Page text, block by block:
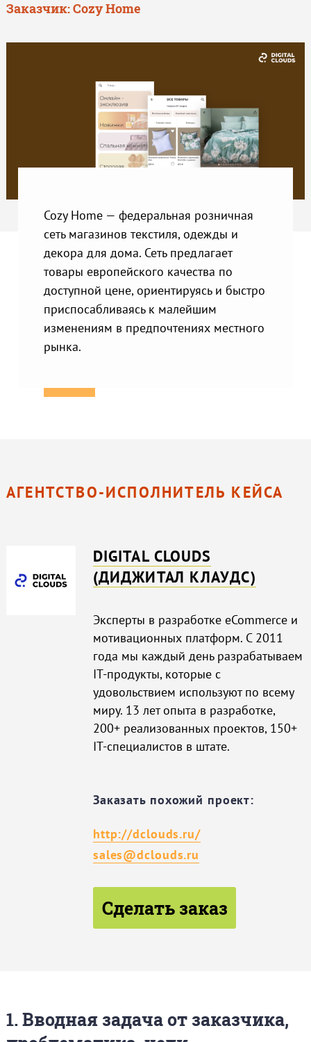
Заказчик: Cozy Home
Cozy Home — федеральная розничная
сеть магазинов текстиля, одежды и
декора для дома. Сеть предлагает
товары европейского качества по
доступной цене, ориентируясь и быстро
приспосабливаясь к малейшим
изменениям в предпочтениях местного
рынка.
АГЕНТСТВО-ИСПОЛНИТЕЛЬ КЕЙСА
DIGITAL CLOUDS
(ДИДЖИТАЛ КЛАУДС)
Эксперты в разработке eCommerce и
мотивационных платформ. С 2011
года мы каждый день разрабатываем
IT-продукты, которые с
удовольствием используют по всему
миру. 13 лет опыта в разработке,
200+ реализованных проектов, 150+
IT-специалистов в штате.
Заказать похожий проект:
http://dclouds.ru/
sales@dclouds.ru
Сделать заказ
1. Вводная задача от заказчика,